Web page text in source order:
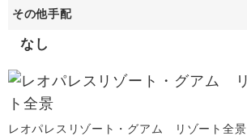
その他手配
なし
レオパレスリゾート・グアム リゾート全景